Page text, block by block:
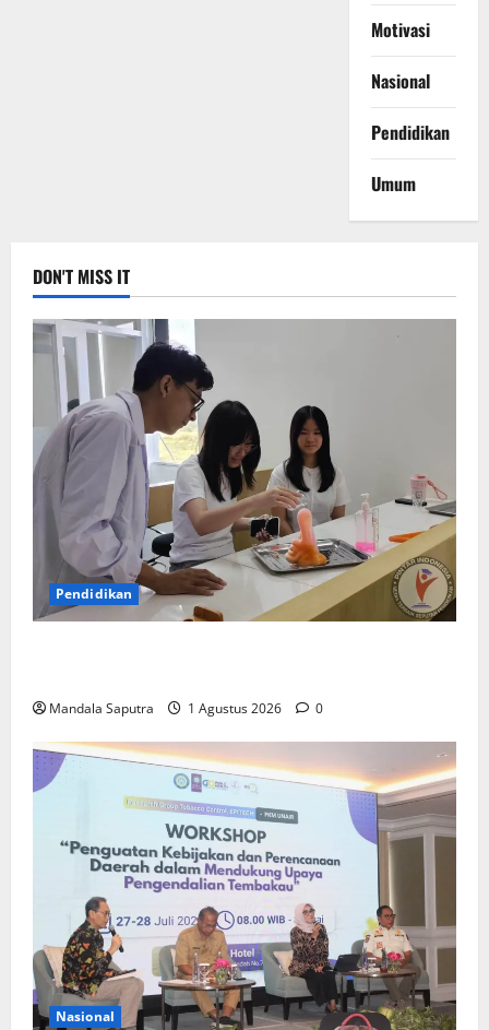
Motivasi
Nasional
Pendidikan
Umum
DON'T MISS IT
Pendidikan
Mandala Saputra 1 Agustus 2026 0
Nasional